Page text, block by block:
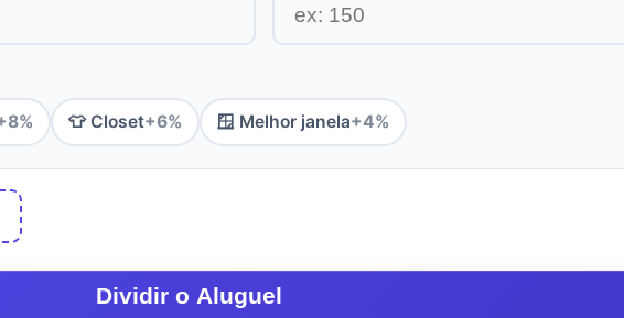
👕 Closet+6% 🪟 Melhor janela+4%